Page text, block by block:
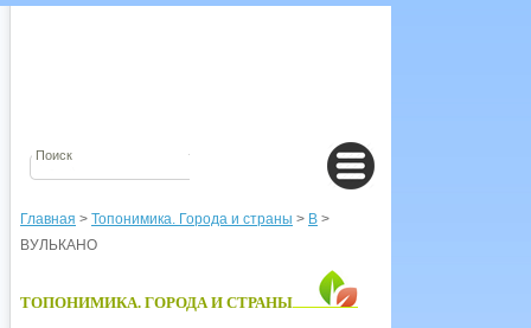
Главная > Топонимика. Города и страны > В >
ВУЛЬКАНО
ТОПОНИМИКА. ГОРОДА И СТРАНЫ